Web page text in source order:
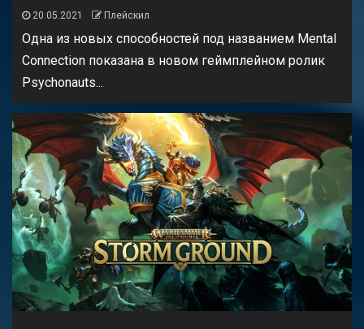
20.05.2021 Плейскил
Одна из новых способностей под названием Mental
Connection показана в новом геймплейном ролик
Psychonauts...